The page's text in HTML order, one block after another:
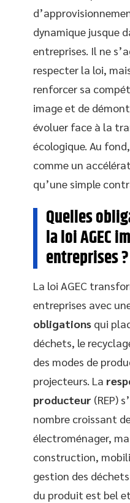
dynamique jusque
entreprises. Il ne
respecter la loi,
renforcer sa
image et de
évoluer face à la
écologique. Au
comme un
qu’une simple
Quelles
la loi AGEC
entreprises ?
La loi AGEC
entreprises avec
obligations qui
déchets, le
des modes de
projecteurs. La
producteur (REP)
nombre croissant
électroménager,
construction,
gestion des
du produit est bel